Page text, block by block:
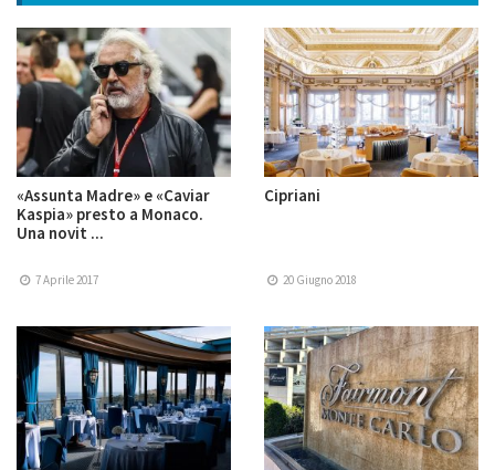
«Assunta Madre» e «Caviar
Kaspia» presto a Monaco.
Una novit ...
7 Aprile 2017
Cipriani
20 Giugno 2018